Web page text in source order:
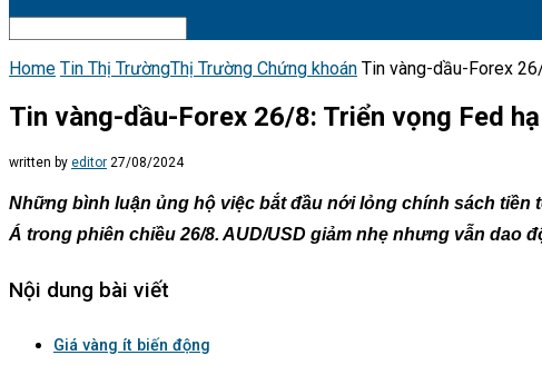
Home Tin Thị TrườngThị Trường Chứng khoán Tin vàng-dầu-Forex
Tin vàng-dầu-Forex 26/8: Triển vọng Fed
written by editor 27/08/2024
Những bình luận ủng hộ việc bắt đầu nới lỏng chính sách tiền
Á trong phiên chiều 26/8. AUD/USD giảm nhẹ nhưng vẫn dao
Nội dung bài viết
Giá vàng ít biến động